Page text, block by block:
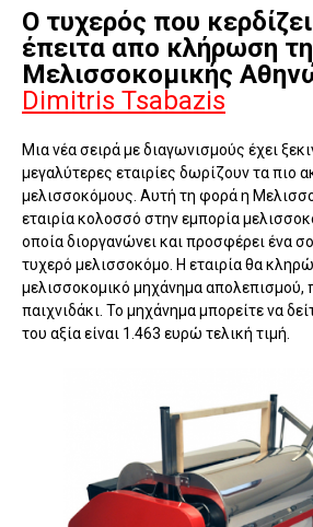
Ο τυχερός που
έπειτα απο κλήρωση
Μελισσοκομικής
Dimitris Tsabazis
Μια νέα σειρά με διαγωνισμούς έχει
μεγαλύτερες εταιρίες δωρίζουν τα πιο
μελισσοκόμους. Αυτή τη φορά η
εταιρία κολοσσό στην εμπορία
οποία διοργανώνει και προσφέρει ένα
τυχερό μελισσοκόμο. Η εταιρία θα
μελισσοκομικό μηχάνημα απολεπισμού,
παιχνιδάκι. Το μηχάνημα μπορείτε να
του αξία είναι 1.463 ευρώ τελική τιμή.